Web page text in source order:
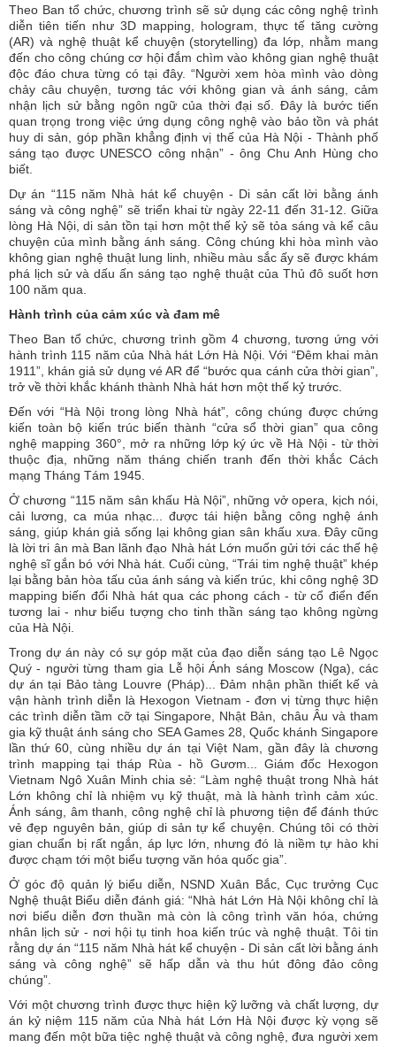
Theo Ban tổ chức, chương trình sẽ sử dụng các công nghệ trình
diễn tiên tiến như 3D mapping, hologram, thực tế tăng cường
(AR) và nghệ thuật kể chuyện (storytelling) đa lớp, nhằm mang
đến cho công chúng cơ hội đắm chìm vào không gian nghệ thuật
độc đáo chưa từng có tại đây. “Người xem hòa mình vào dòng
chảy câu chuyện, tương tác với không gian và ánh sáng, cảm
nhận lịch sử bằng ngôn ngữ của thời đại số. Đây là bước tiến
quan trọng trong việc ứng dụng công nghệ vào bảo tồn và phát
huy di sản, góp phần khẳng định vị thế của Hà Nội - Thành phố
sáng tạo được UNESCO công nhận” - ông Chu Anh Hùng cho
biết.
Dự án “115 năm Nhà hát kể chuyện - Di sản cất lời bằng ánh
sáng và công nghệ” sẽ triển khai từ ngày 22-11 đến 31-12. Giữa
lòng Hà Nội, di sản tồn tại hơn một thế kỷ sẽ tỏa sáng và kể câu
chuyện của mình bằng ánh sáng. Công chúng khi hòa mình vào
không gian nghệ thuật lung linh, nhiều màu sắc ấy sẽ được khám
phá lịch sử và dấu ấn sáng tạo nghệ thuật của Thủ đô suốt hơn
100 năm qua.
Hành trình của cảm xúc và đam mê
Theo Ban tổ chức, chương trình gồm 4 chương, tương ứng với
hành trình 115 năm của Nhà hát Lớn Hà Nội. Với “Đêm khai màn
1911”, khán giả sử dụng vé AR để “bước qua cánh cửa thời gian”,
trở về thời khắc khánh thành Nhà hát hơn một thế kỷ trước.
Đến với “Hà Nội trong lòng Nhà hát”, công chúng được chứng
kiến toàn bộ kiến trúc biến thành “cửa sổ thời gian” qua công
nghệ mapping 360°, mở ra những lớp ký ức về Hà Nội - từ thời
thuộc địa, những năm tháng chiến tranh đến thời khắc Cách
mạng Tháng Tám 1945.
Ở chương “115 năm sân khấu Hà Nội”, những vở opera, kịch nói,
cải lương, ca múa nhạc... được tái hiện bằng công nghệ ánh
sáng, giúp khán giả sống lại không gian sân khấu xưa. Đây cũng
là lời tri ân mà Ban lãnh đạo Nhà hát Lớn muốn gửi tới các thế hệ
nghệ sĩ gắn bó với Nhà hát. Cuối cùng, “Trái tim nghệ thuật” khép
lại bằng bản hòa tấu của ánh sáng và kiến trúc, khi công nghệ 3D
mapping biến đổi Nhà hát qua các phong cách - từ cổ điển đến
tương lai - như biểu tượng cho tinh thần sáng tạo không ngừng
của Hà Nội.
Trong dự án này có sự góp mặt của đạo diễn sáng tạo Lê Ngọc
Quý - người từng tham gia Lễ hội Ánh sáng Moscow (Nga), các
dự án tại Bảo tàng Louvre (Pháp)... Đảm nhận phần thiết kế và
vận hành trình diễn là Hexogon Vietnam - đơn vị từng thực hiện
các trình diễn tầm cỡ tại Singapore, Nhật Bản, châu Âu và tham
gia kỹ thuật ánh sáng cho SEA Games 28, Quốc khánh Singapore
lần thứ 60, cùng nhiều dự án tại Việt Nam, gần đây là chương
trình mapping tại tháp Rùa - hồ Gươm... Giám đốc Hexogon
Vietnam Ngô Xuân Minh chia sẻ: “Làm nghệ thuật trong Nhà hát
Lớn không chỉ là nhiệm vụ kỹ thuật, mà là hành trình cảm xúc.
Ánh sáng, âm thanh, công nghệ chỉ là phương tiện để đánh thức
vẻ đẹp nguyên bản, giúp di sản tự kể chuyện. Chúng tôi có thời
gian chuẩn bị rất ngắn, áp lực lớn, nhưng đó là niềm tự hào khi
được chạm tới một biểu tượng văn hóa quốc gia”.
Ở góc độ quản lý biểu diễn, NSND Xuân Bắc, Cục trưởng Cục
Nghệ thuật Biểu diễn đánh giá: “Nhà hát Lớn Hà Nội không chỉ là
nơi biểu diễn đơn thuần mà còn là công trình văn hóa, chứng
nhân lịch sử - nơi hội tụ tinh hoa kiến trúc và nghệ thuật. Tôi tin
rằng dự án “115 năm Nhà hát kể chuyện - Di sản cất lời bằng ánh
sáng và công nghệ” sẽ hấp dẫn và thu hút đông đảo công
chúng”.
Với một chương trình được thực hiện kỹ lưỡng và chất lượng, dự
án kỷ niệm 115 năm của Nhà hát Lớn Hà Nội được kỳ vọng sẽ
mang đến một bữa tiệc nghệ thuật và công nghệ, đưa người xem